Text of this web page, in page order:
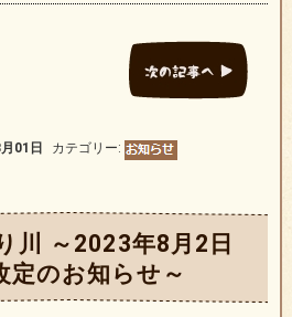
01日 カテゴリー:
川 ～2023年8月2日
定のお知らせ～